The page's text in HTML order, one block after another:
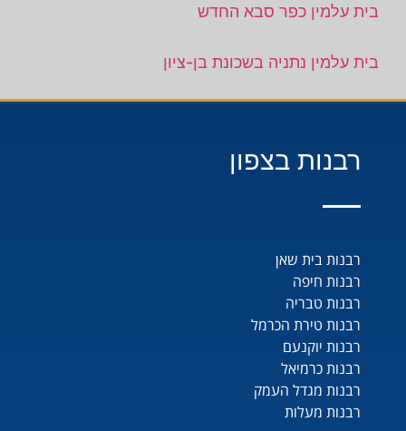
בית עלמין כפר סבא החדש
בית עלמין נתניה בשכונת בן-ציון
רבנות בצפון
רבנות בית שאן
רבנות חיפה
רבנות טבריה
רבנות טירת הכרמל
רבנות יוקנעם
רבנות כרמיאל
רבנות מגדל העמק
רבנות מעלות